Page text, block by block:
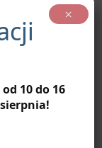
–
10 do 16
×